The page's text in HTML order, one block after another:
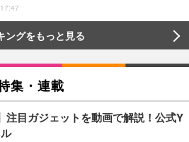
ングをもっと見る
集・連載
注目ガジェットを動画で解説！公式Y